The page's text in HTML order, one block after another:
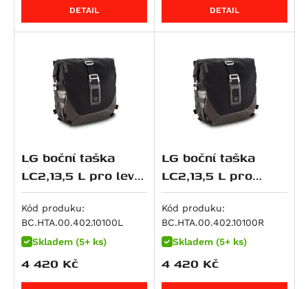
R 1300 GS Triple Black
R 1300 RS
R 1300 RT
R 18
R 18 B
Streetfighter V4S SP
Streetfighter V4
Streetfighter V4S
Diavel V4
Multistrada V4
Multistrada V4 Rally
Multistrada V4 S
Multistrada V4 S Sport
Superbike 1098 R
Superbike 1198
Superbike 1198 R
DETAIL DETAIL
Skladem (5+ ks)
LG boční taška
LC2,13,5 L pro levý
nosič SLC
Kód produku:
BC.HTA.00.402.10100L
4 420 Kč
Skladem (5+ ks)
LG boční taška
LC2,13,5 L pro
pravý nosič SLC
Kód produku:
BC.HTA.00.402.10100R
4 420 Kč